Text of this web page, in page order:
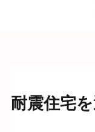
耐震住宅